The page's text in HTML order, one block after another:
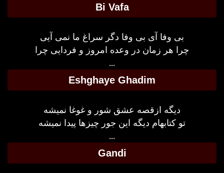
Bi Vafa
بی وفا آی بی وفا دگر سراغ ما نمی آیی
چرا هر زمان در وعده امروز و فردایی چرا
...
Eshghaye Ghadim
دیگه ازقصه عشق شور و غوغا نمیشه
تو کتابهام دیگه این جور چیزها پیدا نمیشه
...
Gandi